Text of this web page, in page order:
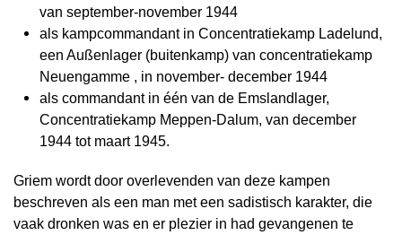
van september-november 1944
als kampcommandant in Concentratiekamp Ladelund,
een Außenlager (buitenkamp) van concentratiekamp
Neuengamme , in november- december 1944
als commandant in één van de Emslandlager,
Concentratiekamp Meppen-Dalum, van december
1944 tot maart 1945.
Griem wordt door overlevenden van deze kampen
beschreven als een man met een sadistisch karakter, die
vaak dronken was en er plezier in had gevangenen te